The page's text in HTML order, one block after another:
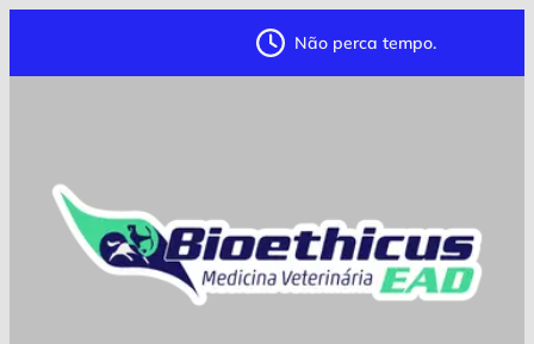
Não perca tempo.